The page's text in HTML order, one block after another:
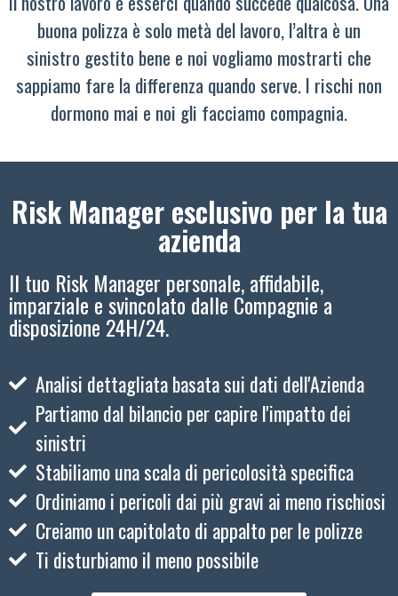
buona polizza è solo metà del lavoro, l’altra è un
sinistro gestito bene e noi vogliamo mostrarti che
sappiamo fare la differenza quando serve. I rischi non
dormono mai e noi gli facciamo compagnia.
Risk Manager esclusivo per la tua
azienda
Il tuo Risk Manager personale, affidabile,
imparziale e svincolato dalle Compagnie a
disposizione 24H/24.
Analisi dettagliata basata sui dati dell'Azienda
Partiamo dal bilancio per capire l'impatto dei
sinistri
Stabiliamo una scala di pericolosità specifica
Ordiniamo i pericoli dai più gravi ai meno rischiosi
Creiamo un capitolato di appalto per le polizze
Ti disturbiamo il meno possibile